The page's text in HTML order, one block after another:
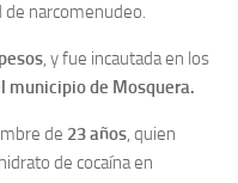
narcomenudeo.
, y fue incautada en los
municipio de Mosquera.
de 23 años, quien
de cocaína en